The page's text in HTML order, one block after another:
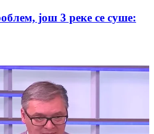
још 3 реке се суше: